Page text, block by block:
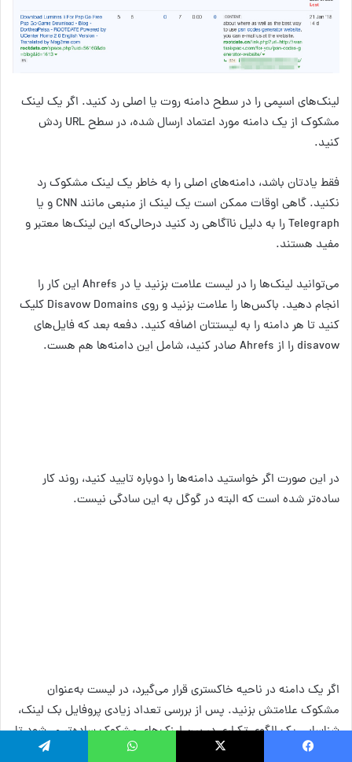
لینک‌های اسپمی را در سطح دامنه روت یا اصلی رد کنید. اگر یک لینک
مشکوک از یک دامنه مورد اعتماد ارسال شده، در سطح URL ردش
کنید.
فقط یادتان باشد، دامنه‌های اصلی را به خاطر یک لینک مشکوک رد
نکنید. گاهی اوقات ممکن است یک لینک از منبعی مانند CNN و یا
Telegraph را به دلیل ناآگاهی رد کنید درحالی‌که این لینک‌ها معتبر و
مفید هستند.
می‌توانید لینک‌ها را در لیست علامت بزنید یا در Ahrefs این کار را
انجام دهید. باکس‌ها را علامت بزنید و روی Disavow Domains کلیک
کنید تا هر دامنه‌ را به لیستتان اضافه کنید. دفعه بعد که فایل‌های
disavow را از Ahrefs صادر کنید، شامل این دامنه‌ها هم هست.
در این صورت اگر خواستید دامنه‌ها را دوباره تایید کنید، روند کار
ساده‌تر شده است که البته در گوگل به این سادگی نیست.
اگر یک دامنه در ناحیه خاکستری قرار می‌گیرد، در لیست به‌عنوان
مشکوک علامتش بزنید. پس از بررسی تعداد زیادی پروفایل بک لینک،
شناسایی یک الگوی تکراری در بین لینک‌های مشکوک ساده‌تر می‌شود تا
سریع‌تر در مورد رد کردن آن‌ها تصمیم بگیرید.